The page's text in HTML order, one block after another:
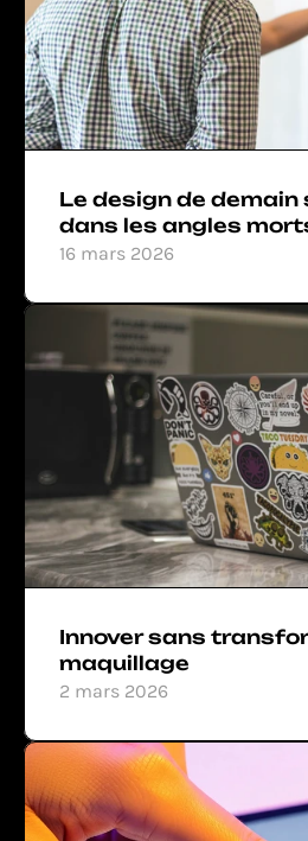
Le design de
dans les angles
16 mars 2026
Innover sans
maquillage
2 mars 2026